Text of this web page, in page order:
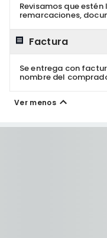
Revisamos que
remarcaciones,
Factura
Se entrega con
nombre del
Ver menos